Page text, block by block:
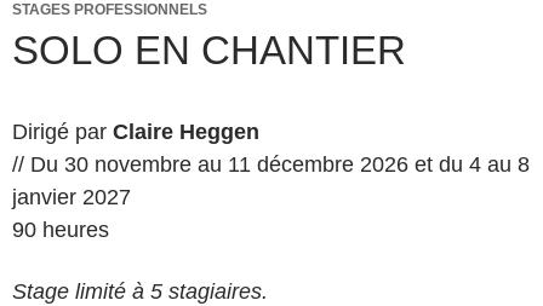
STAGES PROFESSIONNELS
SOLO EN CHANTIER
Dirigé par Claire Heggen
// Du 30 novembre au 11 décembre 2026 et du 4 au 8
janvier 2027
90 heures
Stage limité à 5 stagiaires.